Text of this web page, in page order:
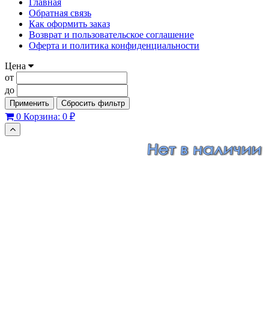
Обратная связь
Как оформить заказ
Возврат и пользовательское соглашение
Оферта и политика конфиденциальности
Цена
от
до
Применить Сбросить фильтр
0 Корзина: 0 ₽